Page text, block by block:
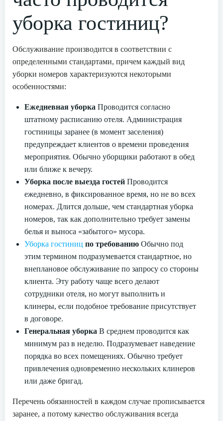
уборка гостиниц?
Обслуживание производится в соответствии с
определенными стандартами, причем каждый вид
уборки номеров характеризуются некоторыми
особенностями:
Ежедневная уборка Проводится согласно
штатному расписанию отеля. Администрация
гостиницы заранее (в момент заселения)
предупреждает клиентов о времени проведения
мероприятия. Обычно уборщики работают в обед
или ближе к вечеру.
Уборка после выезда гостей Проводится
ежедневно, в фиксированное время, но не во всех
номерах. Длится дольше, чем стандартная уборка
номеров, так как дополнительно требует замены
белья и выноса «забытого» мусора.
Уборка гостиниц по требованию Обычно под
этим термином подразумевается стандартное, но
внеплановое обслуживание по запросу со стороны
клиента. Эту работу чаще всего делают
сотрудники отеля, но могут выполнить и
клинеры, если подобное требование присутствует
в договоре.
Генеральная уборка В среднем проводится как
минимум раз в неделю. Подразумевает наведение
порядка во всех помещениях. Обычно требует
привлечения одновременно нескольких клинеров
или даже бригад.
Перечень обязанностей в каждом случае прописывается
заранее, а потому качество обслуживания всегда